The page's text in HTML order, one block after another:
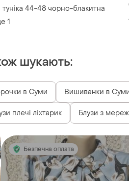
туніка 44-48 чорно-блакитна
1
шукають:
в Суми Вишиванки в
плечі ліхтарик Блузи з
Безпечна оплата